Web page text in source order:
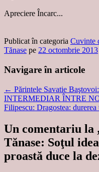
Apreciere Încarc...
Publicat în categoria Cuvinte
Tănase pe 22 octombrie 2013
Navigare în articole
← Părintele Savatie
INTERMEDIAR ÎNTRE
Filipescu: Dragostea:
Un comentariu la
Tănase: Soţul
proastă duce la